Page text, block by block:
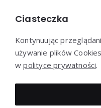
konsultacje.
Dziękujemy za wizytę -
Ciasteczka
Kontynuując
używanie plików
wpolityce prywatności.